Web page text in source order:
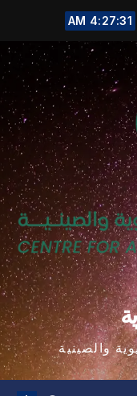
4:27:32 AM
والصينية